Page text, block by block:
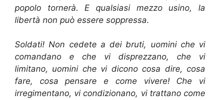
popolo tornerà. E qualsiasi mezzo usino, la
libertà non può essere soppressa.
Soldati! Non cedete a dei bruti, uomini che vi
comandano e che vi disprezzano, che vi
limitano, uomini che vi dicono cosa dire, cosa
fare, cosa pensare e come vivere! Che vi
irregimentano, vi condizionano, vi trattano come